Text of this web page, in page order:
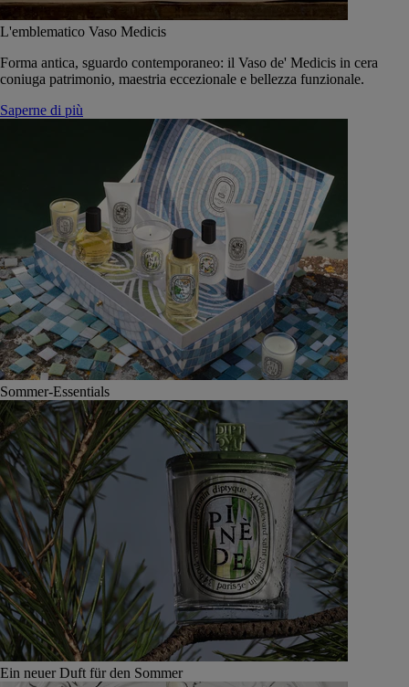
L'emblematico Vaso Medicis
Forma antica, sguardo contemporaneo: il Vaso de' Medicis in cera
coniuga patrimonio, maestria eccezionale e bellezza funzionale.
Saperne di più
Sommer-Essentials
Ein neuer Duft für den Sommer